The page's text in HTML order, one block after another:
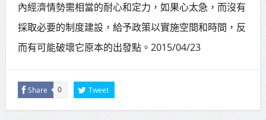
內經濟情勢需相當的耐心和定力，如果心太急，而沒有
採取必要的制度建設，給予政策以實施空間和時間，反
而有可能破壞它原本的出發點。2015/04/23
Share 0 Tweet